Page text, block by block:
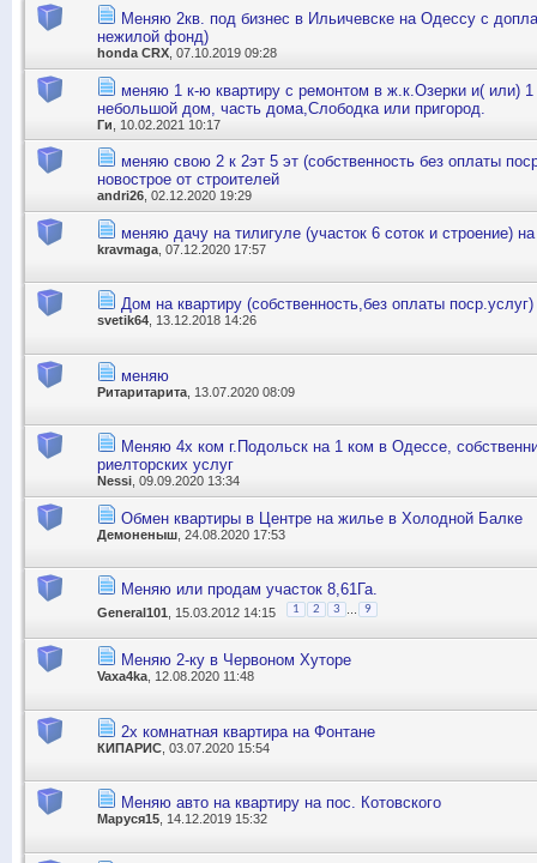
Меняю 2кв. под бизнес в Ильичевске на Одессу с
нежилой фонд)
honda CRX , 07.10.2019 09:28
меняю 1 к-ю квартиру с ремонтом в ж.к.Озерки и( или)
небольшой дом, часть дома,Слободка или пригород.
Ги , 10.02.2021 10:17
меняю свою 2 к 2эт 5 эт (собственность без оплаты
новострое от строителей
andri26 , 02.12.2020 19:29
меняю дачу на тилигуле (участок 6 соток и строение)
kravmaga , 07.12.2020 17:57
Дом на квартиру (собственность,без оплаты поср.услуг)
svetik64 , 13.12.2018 14:26
меняю
Ритаритарита , 13.07.2020 08:09
Меняю 4х ком г.Подольск на 1 ком в Одессе,
риелторских услуг
Nessi , 09.09.2020 13:34
Обмен квартиры в Центре на жилье в Холодной Балке
Демоненыш , 24.08.2020 17:53
Меняю или продам участок 8,61Га.
General101 , 15.03.2012 14:15 1 2 3 9
Меняю 2-ку в Червоном Хуторе
Vaxa4ka, 12.08.2020 11:48
2х комнатная квартира на Фонтане
КИПАРИС , 03.07.2020 15:54
Меняю авто на квартиру на пос. Котовского
Маруся15 , 14.12.2019 15:32